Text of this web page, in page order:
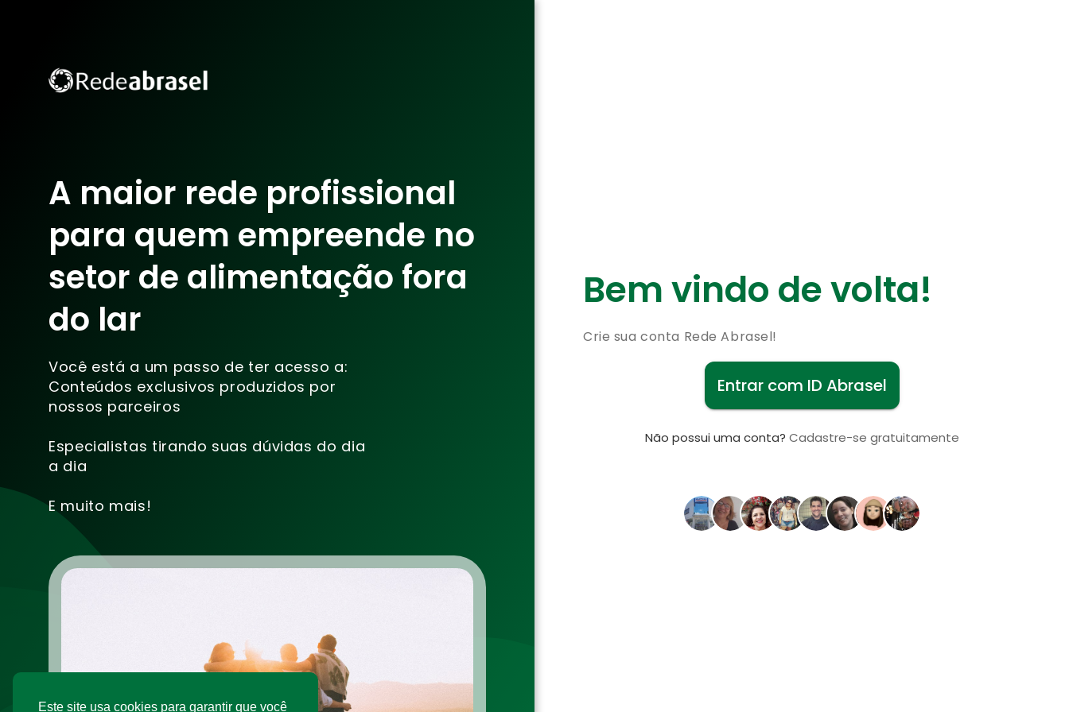
Este site usa cookies para garantir que você
A maior rede profissional
para quem empreende no
setor de alimentação fora
do lar
Você está a um passo de ter acesso a:
Conteúdos exclusivos produzidos por
nossos parceiros
Especialistas tirando suas dúvidas do dia
a dia
E muito mais!
Bem vindo de volta!
Crie sua conta Rede Abrasel!
Entrar com ID Abrasel
Não possui uma conta? Cadastre-se gratuitamente